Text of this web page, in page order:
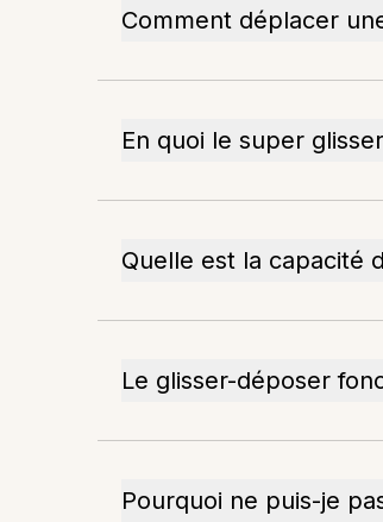
Comment déplacer
En quoi le super
Quelle est la capacité
Le glisser-déposer
Pourquoi ne puis-je